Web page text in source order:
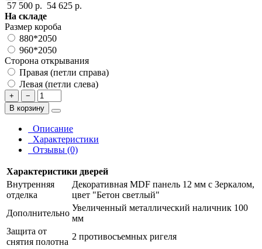
57 500 р. 54 625 р.
На складе
Размер короба
880*2050
960*2050
Сторона открывания
Правая (петли справа)
Левая (петли слева)
+
−
В корзину
Описание
Характеристики
Отзывы (0)
Характеристики дверей
Внутренняя
отделка
Декоративная MDF панель 12 мм с Зеркалом,
цвет "Бетон светлый"
Дополнительно
Увеличенный металлический наличник 100
мм
Защита от
снятия полотна
2 противосъемных ригеля